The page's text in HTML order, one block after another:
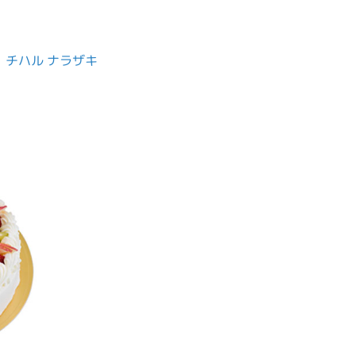
チハル ナラザキ